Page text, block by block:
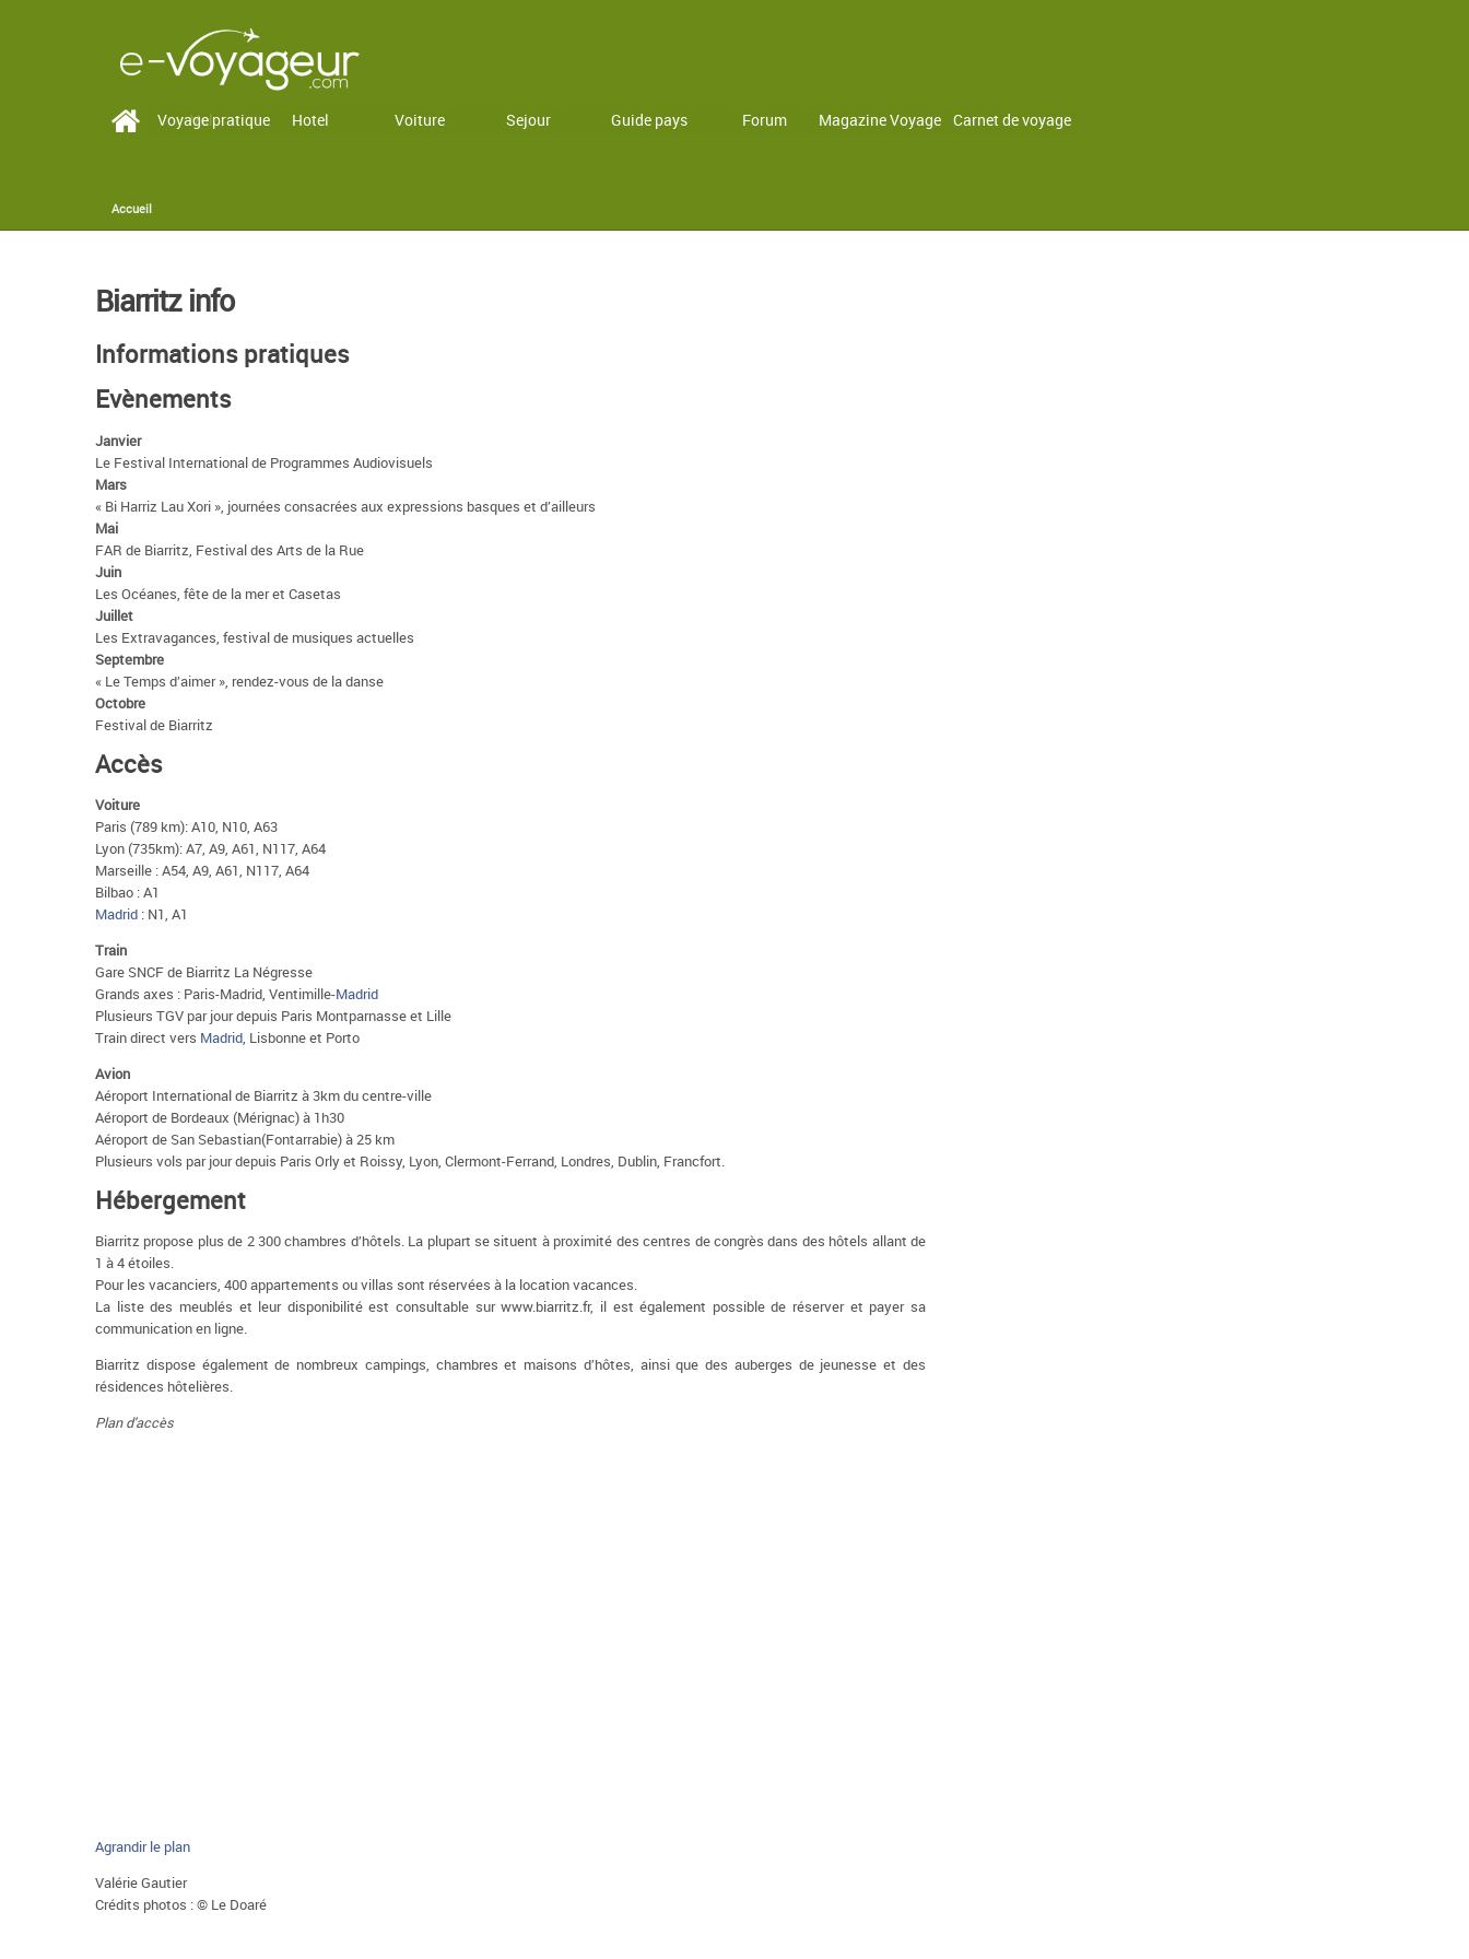
Vol Hotel Voiture Sejour Guide pays Forum Magazine Voyage Carnet de voyage
Voyage pratique
You are here
Accueil
Biarritz info
Informations pratiques
Evènements
Janvier
Le Festival International de Programmes Audiovisuels
Mars
« Bi Harriz Lau Xori », journées consacrées aux expressions basques et d’ailleurs
Mai
FAR de Biarritz, Festival des Arts de la Rue
Juin
Les Océanes, fête de la mer et Casetas
Juillet
Les Extravagances, festival de musiques actuelles
Septembre
« Le Temps d’aimer », rendez-vous de la danse
Octobre
Festival de Biarritz
Accès
Voiture
Paris (789 km): A10, N10, A63
Lyon (735km): A7, A9, A61, N117, A64
Marseille : A54, A9, A61, N117, A64
Bilbao : A1
Madrid : N1, A1
Train
Gare SNCF de Biarritz La Négresse
Grands axes : Paris-Madrid, Ventimille-Madrid
Plusieurs TGV par jour depuis Paris Montparnasse et Lille
Train direct vers Madrid, Lisbonne et Porto
Avion
Aéroport International de Biarritz à 3km du centre-ville
Aéroport de Bordeaux (Mérignac) à 1h30
Aéroport de San Sebastian(Fontarrabie) à 25 km
Plusieurs vols par jour depuis Paris Orly et Roissy, Lyon, Clermont-Ferrand, Londres, Dublin, Francfort.
Hébergement
Biarritz propose plus de 2 300 chambres d’hôtels. La plupart se situent à proximité des centres de congrès dans des hôtels allant de
1 à 4 étoiles.
Pour les vacanciers, 400 appartements ou villas sont réservées à la location vacances.
La liste des meublés et leur disponibilité est consultable sur www.biarritz.fr, il est également possible de réserver et payer sa
communication en ligne.
Biarritz dispose également de nombreux campings, chambres et maisons d’hôtes, ainsi que des auberges de jeunesse et des
résidences hôtelières.
Plan d'accès
Agrandir le plan
Valérie Gautier
Crédits photos : © Le Doaré